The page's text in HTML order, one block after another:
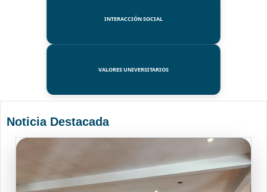
INTERACCIÓN SOCIAL
VALORES UNIVERSITARIOS
Noticia Destacada